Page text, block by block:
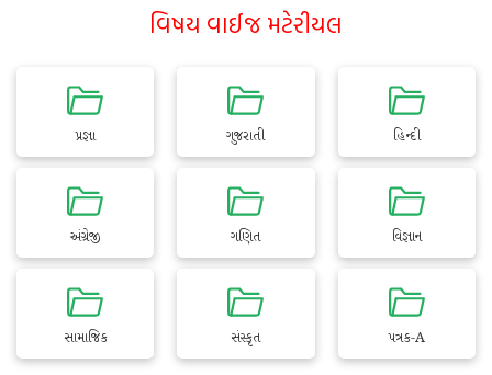
વિષય વાઈજ મટેરીયલ
પ્રજ્ઞા ગુજરાતી હિન્દી
અંગ્રેજી ગણિત વિજ્ઞાન
સામાજિક સંસ્કૃત પત્રક-A